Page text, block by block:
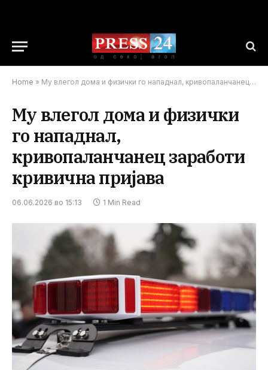
Home » Му влегол дома и физички го нападнал, кривопаланчанец заработи кривична пријава
Му влегол дома и физички
го нападнал,
кривопаланчанец заработи
кривична пријава
06.06.2026 во 15:13 1 Min Read